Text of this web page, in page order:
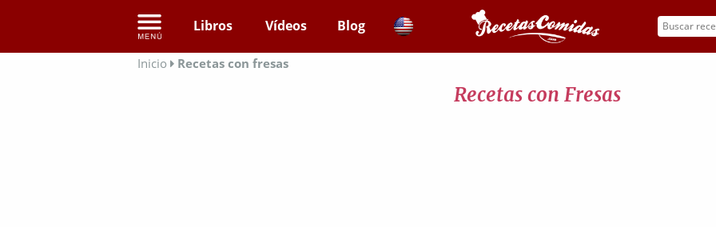
Libros Vídeos Blog
Inicio Recetas con fresas
Recetas con Fresas